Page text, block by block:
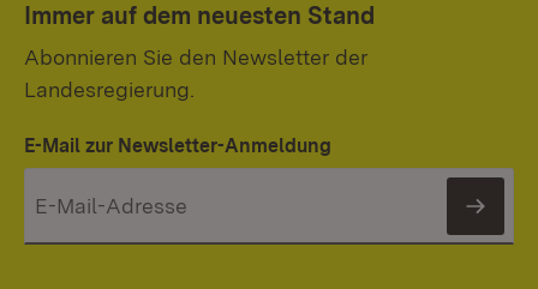
Immer auf dem neuesten Stand
Abonnieren Sie den Newsletter der
Landesregierung.
E-Mail zur Newsletter-Anmeldung